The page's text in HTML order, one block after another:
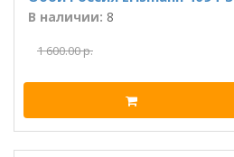
В наличии: 8
1 600.00 р.